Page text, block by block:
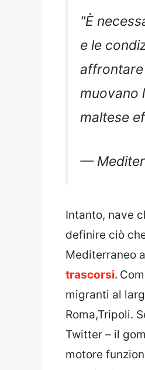
"È
maltese
definire ciò
Mediterraneo
trascorsi.
migranti al
Roma,Tripoli.
Twitter – il
motore
satellitari o